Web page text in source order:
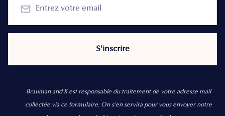
Brauman and K est responsable du traitement de votre adresse mail
collectée via ce formulaire. On s’en servira pour vous envoyer notre